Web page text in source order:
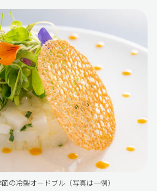
の冷製オードブル（写真は一例）